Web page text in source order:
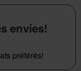
envies!
préférés!